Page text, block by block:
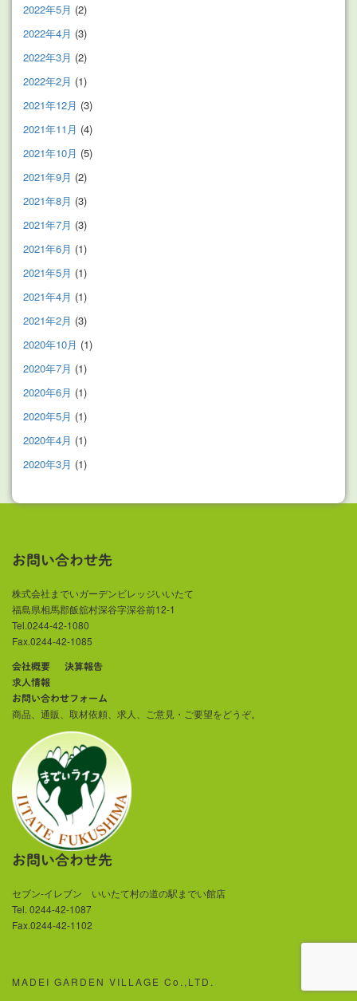
2022年5月 (2)
2022年4月 (3)
2022年3月 (2)
2022年2月 (1)
2021年12月 (3)
2021年11月 (4)
2021年10月 (5)
2021年9月 (2)
2021年8月 (3)
2021年7月 (3)
2021年6月 (1)
2021年5月 (1)
2021年4月 (1)
2021年2月 (3)
2020年10月 (1)
2020年7月 (1)
2020年6月 (1)
2020年5月 (1)
2020年4月 (1)
2020年3月 (1)
お問い合わせ先
株式会社までいガーデンビレッジいいたて
福島県相馬郡飯舘村深谷字深谷前12-1
Tel.0244-42-1080
Fax.0244-42-1085
会社概要
決算報告
求人情報
お問い合わせフォーム
商品、通販、取材依頼、求人、ご意見・ご要望をどうぞ。
お問い合わせ先
セブン-イレブン いいたて村の道の駅までい館店
Tel. 0244-42-1087
Fax.0244-42-1102
MADEI GARDEN VILLAGE Co.,LTD.